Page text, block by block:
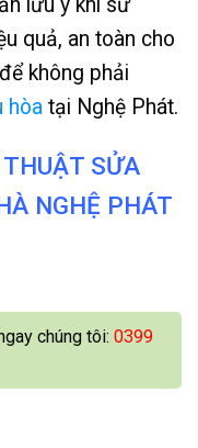
lưu ý khi sử
quả, an toàn cho
không phải
hòa tại Nghệ Phát.
SỬA
NGHỆ PHÁT
chúng tôi: 0399